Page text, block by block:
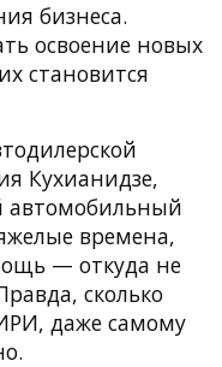
бизнеса.
освоение новых
становится
Кухианидзе,
автомобильный
времена,
— откуда не
сколько
даже самому